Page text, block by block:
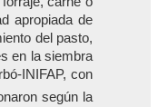
apropiada de
del pasto,
en la siembra
INIFAP, con
según la